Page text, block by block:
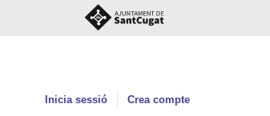
Inicia sessió Crea compte